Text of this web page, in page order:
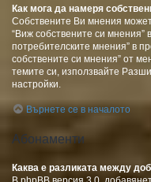
Как мога да намеря
Собствените Ви мнения
“Виж собствените си мнения”
потребителските мнения” в
собствените си мнения” от
темите си, използвайте
настройки.
Върнете се в началото
Абонаменти
Каква е разликата между